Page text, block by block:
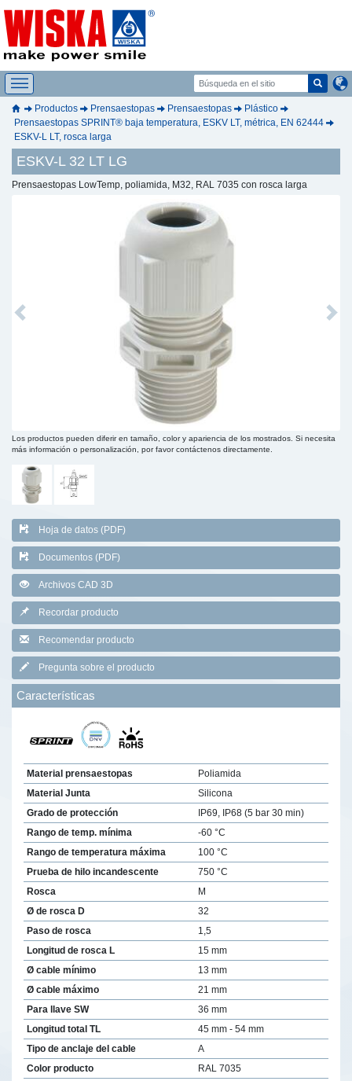
Productos Prensaestopas Prensaestopas
Plástico
Prensaestopas SPRINT® baja temperatura, ESKV LT, métrica, EN 62444
ESKV-L LT, rosca larga
ESKV-L 32 LT LG
Prensaestopas LowTemp, poliamida, M32, RAL 7035 con rosca larga
Previous Next
Los productos pueden diferir en tamaño, color y apariencia de los mostrados. Si necesita
más información o personalización, por favor contáctenos directamente.
Hoja de datos (PDF)
Documentos (PDF)
Archivos CAD 3D
Recordar producto
Recomendar producto
Pregunta sobre el producto
Características
Material prensaestopas
Poliamida
Material Junta
Silicona
Grado de protección
IP69, IP68 (5 bar 30 min)
Rango de temp. mínima
-60 °C
Rango de temperatura máxima
100 °C
Prueba de hilo incandescente
750 °C
Rosca
M
Ø de rosca D
32
Paso de rosca
1,5
Longitud de rosca L
15 mm
Ø cable mínimo
13 mm
Ø cable máximo
21 mm
Para llave SW
36 mm
Longitud total TL
45 mm - 54 mm
Tipo de anclaje del cable
A
Color producto
RAL 7035